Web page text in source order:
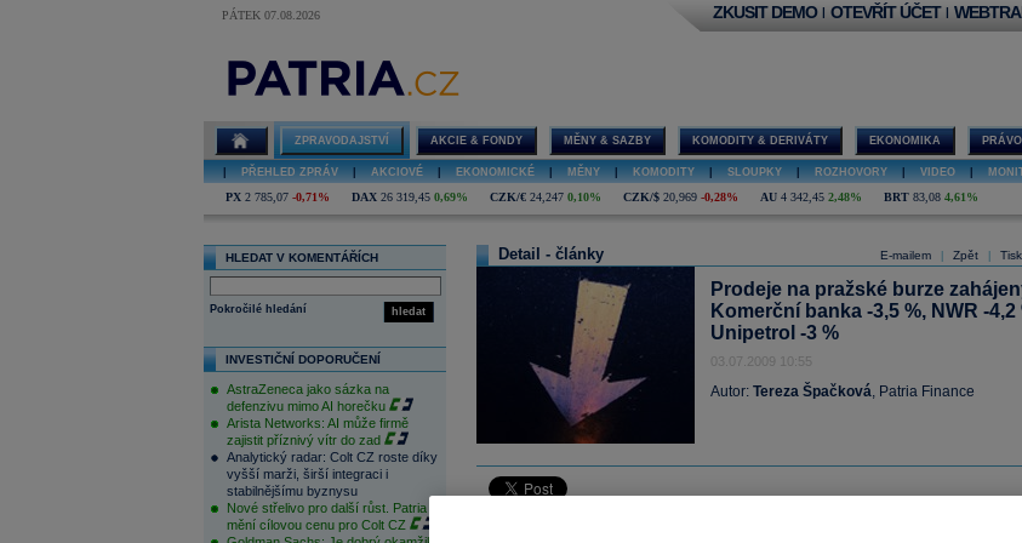
PÁTEK 07.08.2026 ZKUSIT DEMO | OTEVŘÍT ÚČET |
ZPRAVODAJSTVÍ AKCIE & FONDY MĚNY & SAZBY KOMODITY & DERIVÁTY EKONOMIKA PRÁVO
PŘEHLED ZPRÁV AKCIOVÉ EKONOMICKÉ MĚNY KOMODITY SLOUPKY ROZHOVORY VIDEO
PX 2 785,07 -0,71% DAX 26 319,45 0,69% CZK/€ 24,247 0,10% CZK/$ 20,969 -0,28% AU 4 342,45 2,48% BRT 83,08 4,61%
HLEDAT V KOMENTÁŘÍCH
hledat
Pokročilé hledání
INVESTIČNÍ DOPORUČENÍ
AstraZeneca jako sázka na
defenzivu mimo AI horečku
Arista Networks: AI může firmě
zajistit příznivý vítr do zad
Analytický radar: Colt CZ roste díky
vyšší marži, širší integraci i
stabilnějšímu byznysu
Nové střelivo pro další růst. Patria
mění cílovou cenu pro Colt CZ
E-mailem Zpět Tisk
Detail - články
Prodeje na pražské burze
Komerční banka -3,5 %, NWR -4,2
Unipetrol -3 %
03.07.2009 10:55
Autor: Tereza Špačková, Patria Finance